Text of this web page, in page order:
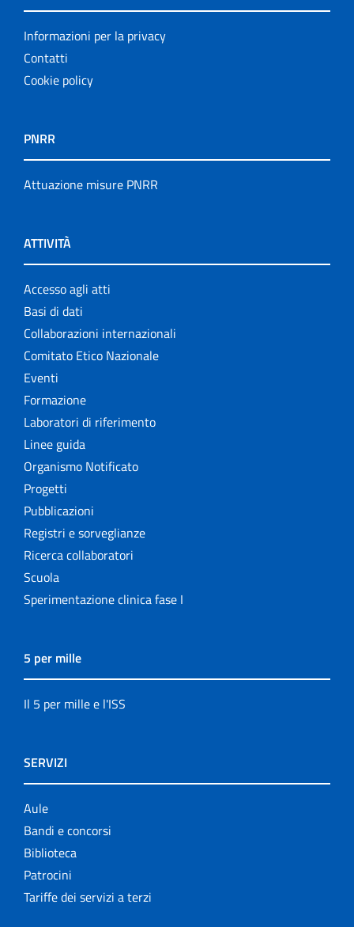
Informazioni per la privacy
Contatti
Cookie policy
PNRR
Attuazione misure PNRR
ATTIVITÀ
Accesso agli atti
Basi di dati
Collaborazioni internazionali
Comitato Etico Nazionale
Eventi
Formazione
Laboratori di riferimento
Linee guida
Organismo Notificato
Progetti
Pubblicazioni
Registri e sorveglianze
Ricerca collaboratori
Scuola
Sperimentazione clinica fase I
5 per mille
Il 5 per mille e l'ISS
SERVIZI
Aule
Bandi e concorsi
Biblioteca
Patrocini
Tariffe dei servizi a terzi